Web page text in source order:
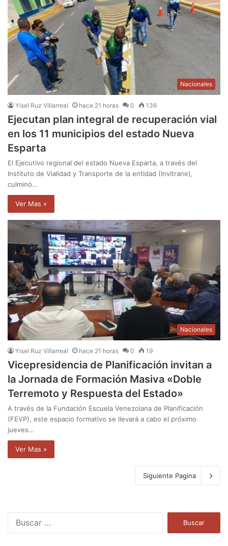
Nacionales
Yisel Ruz Villarreal hace 21 horas 0 136
Ejecutan plan integral de recuperación vial
en los 11 municipios del estado Nueva
Esparta
El Ejecutivo regional del estado Nueva Esparta, a través del
Instituto de Vialidad y Transporte de la entidad (Invitrane),
culminó…
Ver Mas »
Nacionales
Yisel Ruz Villarreal hace 21 horas 0 19
Vicepresidencia de Planificación invitan a
la Jornada de Formación Masiva «Doble
Terremoto y Respuesta del Estado»
A través de la Fundación Escuela Venezolana de Planificación
(FEVP), este espacio formativo se llevará a cabo el próximo
jueves…
Ver Mas »
Siguiente Pagina